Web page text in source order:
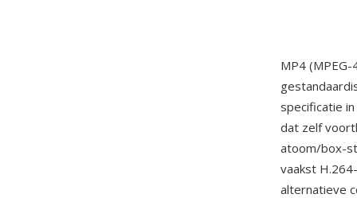
MP4
specificatie
dat zelf
atoom/box-
vaakst
alternatieve